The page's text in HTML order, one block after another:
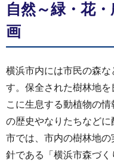
自然～緑・花
画
横浜市内には市民の森
す。保全された樹林地
こに生息する動植物の
の歴史やなりたちなど
市では、市内の樹林地
針である「横浜市森づ